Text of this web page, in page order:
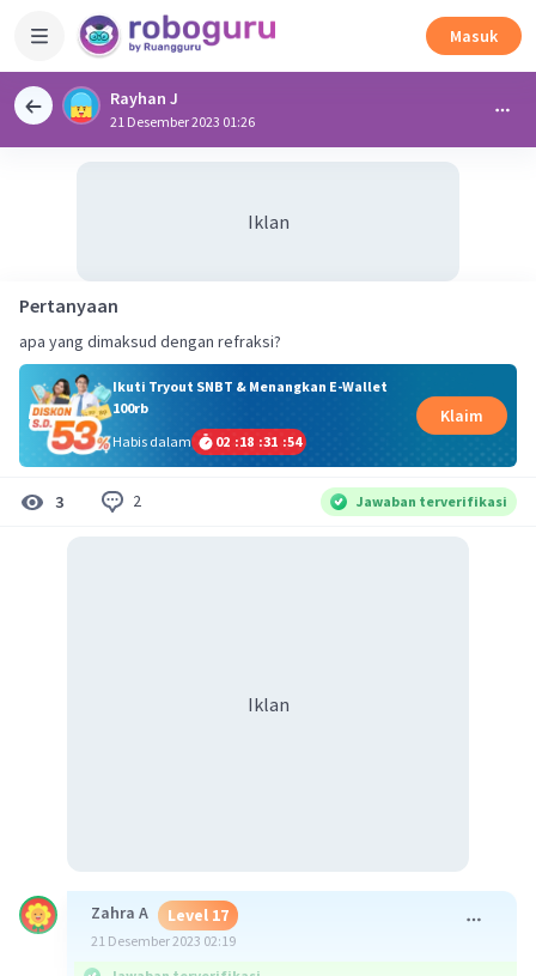
Masuk
Rayhan J
21 Desember 2023 01:26
Iklan
Pertanyaan
apa yang dimaksud dengan refraksi?
Ikuti Tryout SNBT & Menangkan E-Wallet
100rb
Habis dalam
02 :18 :31 :54
Klaim
3 2 Jawaban terverifikasi
Iklan
Zahra A Level 17
21 Desember 2023 02:19